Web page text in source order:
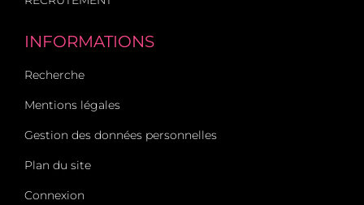
INFORMATIONS
Recherche
Mentions légales
Gestion des données personnelles
Plan du site
Connexion